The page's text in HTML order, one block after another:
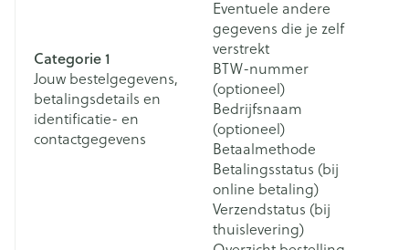
Categorie 1
Jouw bestelgegevens,
betalingsdetails en
identificatie- en
contactgegevens
Eventuele andere
gegevens die je zelf
verstrekt
BTW-nummer
(optioneel)
Bedrijfsnaam
(optioneel)
Betaalmethode
Betalingsstatus (bij
online betaling)
Verzendstatus (bij
thuislevering)